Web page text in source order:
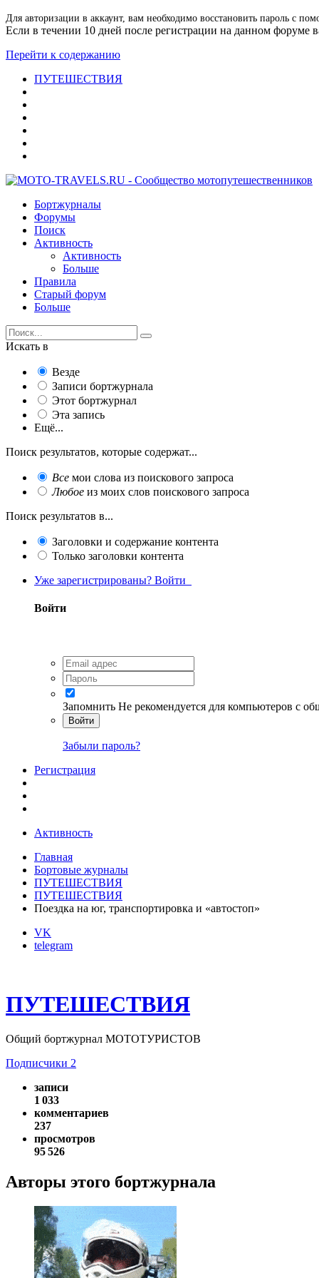
Для авторизации в аккаунт, вам необходимо восстановить пароль с
Если в течении 10 дней после регистрации на данном форуме
Перейти к содержанию
ПУТЕШЕСТВИЯ
Бортжурналы
Форумы
Поиск
Активность
Активность
Больше
Правила
Старый форум
Больше
Искать в
Везде
Записи бортжурнала
Этот бортжурнал
Эта запись
Ещё...
Поиск результатов, которые содержат...
Все мои слова из поискового запроса
Любое из моих слов поискового запроса
Поиск результатов в...
Заголовки и содержание контента
Только заголовки контента
Уже зарегистрированы? Войти
Войти
Запомнить Не рекомендуется для компьютеров с
Войти
Забыли пароль?
Регистрация
Активность
Главная
Бортовые журналы
ПУТЕШЕСТВИЯ
ПУТЕШЕСТВИЯ
Поездка на юг, транспортировка и «автостоп»
VK
telegram
ПУТЕШЕСТВИЯ
Общий бортжурнал МОТОТУРИСТОВ
Подписчики 2
записи
1 033
комментариев
237
просмотров
95 526
Авторы этого бортжурнала